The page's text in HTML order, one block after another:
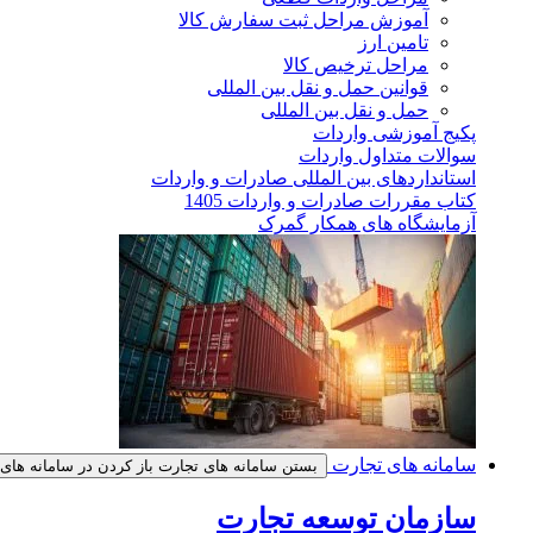
آموزش مراحل ثبت سفارش کالا
تامین ارز
مراحل ترخیص کالا
قوانین حمل و نقل بین المللی
حمل و نقل بین المللی
پکیج آموزشی واردات
سوالات متداول واردات
استانداردهای بین المللی صادرات و واردات
کتاب مقررات صادرات و واردات 1405
آزمایشگاه های همکار گمرک
سامانه های تجارت بستن سامانه های تجارت باز کردن در سامانه
سازمان توسعه تجارت